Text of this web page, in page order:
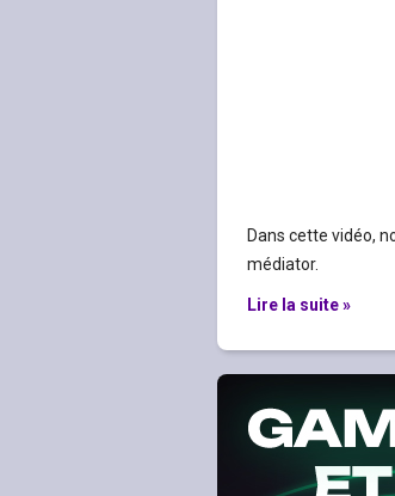
Dans cette vidéo,
médiator.
Lire la suite »